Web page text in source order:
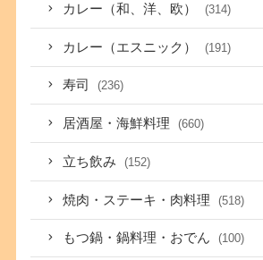
カレー（和、洋、欧） (314)
カレー（エスニック） (191)
寿司 (236)
居酒屋・海鮮料理 (660)
立ち飲み (152)
焼肉・ステーキ・肉料理 (518)
もつ鍋・鍋料理・おでん (100)